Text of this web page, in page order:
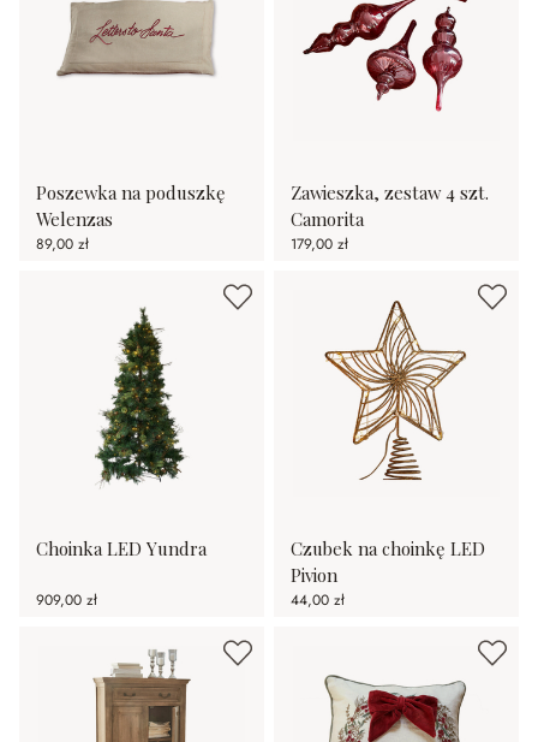
Poszewka na poduszkę
Welenzas
89,00 zł
Zawieszka, zestaw 4 szt.
Camorita
179,00 zł
Choinka LED Yundra
909,00 zł
Czubek na choinkę LED
Pivion
44,00 zł